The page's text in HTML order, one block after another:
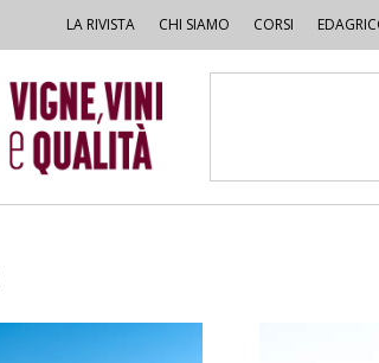
LA RIVISTA CHI SIAMO CORSI